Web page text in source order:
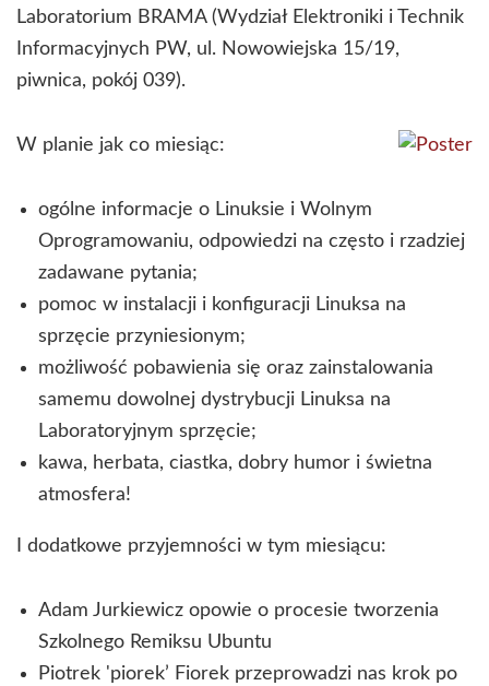
Laboratorium BRAMA (Wydział Elektroniki i Technik
Informacyjnych PW, ul. Nowowiejska 15/19,
piwnica, pokój 039).
W planie jak co miesiąc:
ogólne informacje o Linuksie i Wolnym
Oprogramowaniu, odpowiedzi na często i rzadziej
zadawane pytania;
pomoc w instalacji i konfiguracji Linuksa na
sprzęcie przyniesionym;
możliwość pobawienia się oraz zainstalowania
samemu dowolnej dystrybucji Linuksa na
Laboratoryjnym sprzęcie;
kawa, herbata, ciastka, dobry humor i świetna
atmosfera!
I dodatkowe przyjemności w tym miesiącu:
Adam Jurkiewicz opowie o procesie tworzenia
Szkolnego Remiksu Ubuntu
Piotrek 'piorek’ Fiorek przeprowadzi nas krok po